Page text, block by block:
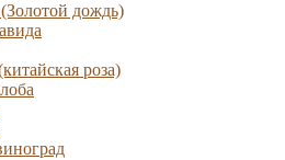
дождь)
роза)